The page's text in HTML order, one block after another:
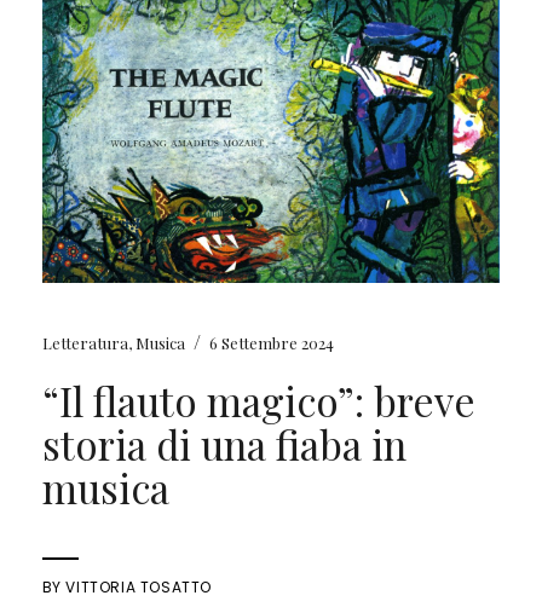
Letteratura, Musica / 6 Settembre 2024
“Il flauto magico”: breve
storia di una fiaba in
musica
BYVITTORIA TOSATTO